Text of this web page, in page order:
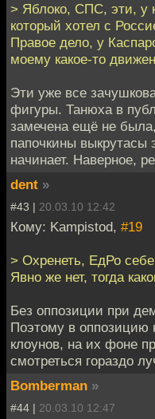
> Яблоко, СПС, эти, у
который хотел с
Правое дело, у
моему какое-то
Эти уже все
фигуры. Танюха в
замечена ещё не
папочкины выкрутасы
начинает. Наверное,
dent »
#43 | 20.03.10 12:42
Кому: Kampistod, #19
> Охренеть, ЕдРо себе
Явно же нет, тогда
Без оппозиции при
Поэтому в оппозицию
клоунов, на их фоне
смотреться гораздо
Bomberman »
#44 | 20.03.10 12:47